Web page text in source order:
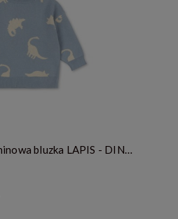
Konges Slojd - Dzianinowa bluzka LAPIS - DINO MIST